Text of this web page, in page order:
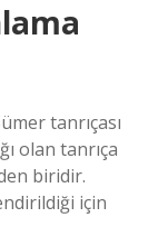
tanrıçası
olan tanrıça
biridir.
için